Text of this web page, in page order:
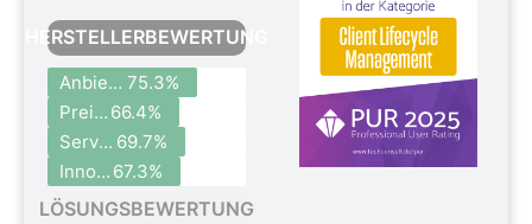
HERSTELLERBEWERTUNG
LÖSUNGSBEWERTUNG
Anbieterzufriedenheit 75.3%
Preis- und Bezugsmodelle 66.4%
Service & Support 69.7%
Innovation 67.3%